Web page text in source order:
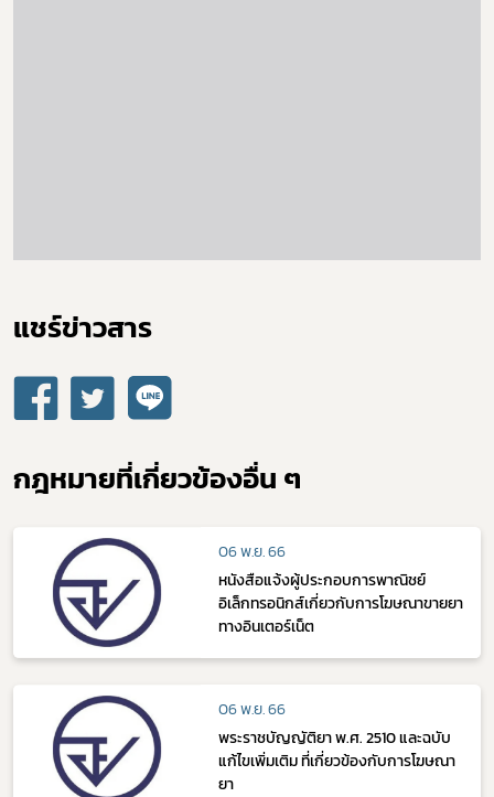
แชร์ข่าวสาร​
กฎหมายที่เกี่ยวข้องอื่น ๆ
06 พ.ย. 66
หนังสือแจ้งผู้ประกอบการพาณิชย์
อิเล็กทรอนิกส์เกี่ยวกับการโฆษณาขายยา
ทางอินเตอร์เน็ต
06 พ.ย. 66
พระราชบัญญัติยา พ.ศ. 2510 และฉบับ
แก้ไขเพิ่มเติม ที่เกี่ยวข้องกับการโฆษณา
ยา